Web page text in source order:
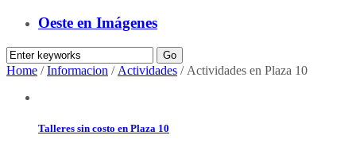
Oeste en Imágenes
Home /Informacion / Actividades / Actividades en Plaza 10
Talleres sin costo en Plaza 10